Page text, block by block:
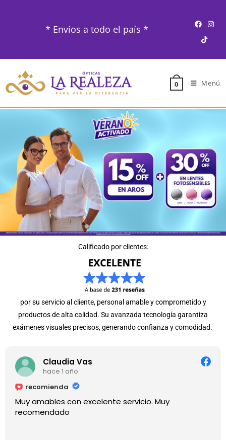
* Envíos a todo el país *
0 Menú
Calificado por clientes:
por su servicio al cliente, personal amable y comprometido y
productos de alta calidad. Su avanzada tecnología garantiza
exámenes visuales precisos, generando confianza y comodidad.
Claudia Vas
hace 1 año
recomienda
Muy amables con excelente servicio. Muy
recomendado